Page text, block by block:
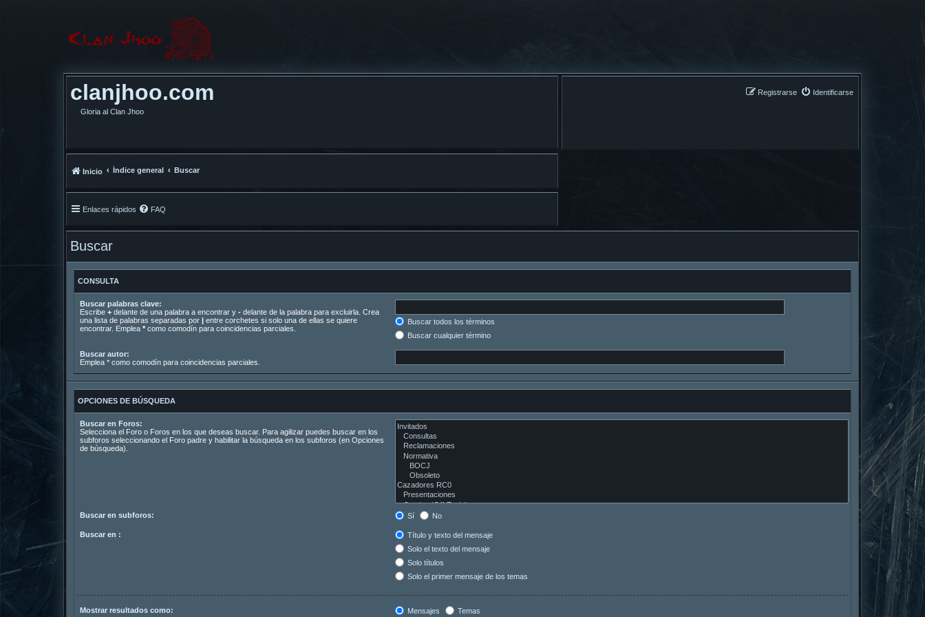
clanjhoo.com
Gloria al Clan Jhoo
Identificarse
Registrarse
Inicio Índice general Buscar
Enlaces rápidos FAQ
Buscar
CONSULTA
Buscar palabras clave:
Escribe + delante de una palabra a encontrar y - delante de la palabra para excluirla. Crea
una lista de palabras separadas por | entre corchetes si solo una de ellas se quiere
encontrar. Emplea * como comodín para coincidencias parciales.
Buscar todos los términos
Buscar cualquier término
Buscar autor:
Emplea * como comodín para coincidencias parciales.
OPCIONES DE BÚSQUEDA
Buscar en Foros:
Selecciona el Foro o Foros en los que deseas buscar. Para agilizar puedes buscar en los
subforos seleccionando el Foro padre y habilitar la búsqueda en los subforos (en Opciones
de búsqueda).
Buscar en subforos: Sí No
Buscar en :
Título y texto del mensaje
Solo el texto del mensaje
Solo títulos
Solo el primer mensaje de los temas
Mostrar resultados como: Mensajes Temas